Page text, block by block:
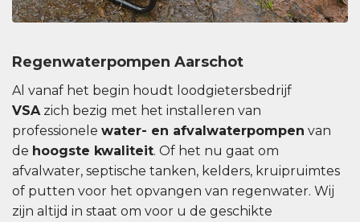
Regenwaterpompen Aarschot
Al vanaf het begin houdt loodgietersbedrijf
VSAzich bezig met het installeren van
professionele water- en afvalwaterpompen van
de hoogste kwaliteit. Of het nu gaat om
afvalwater, septische tanken, kelders, kruipruimtes
of putten voor het opvangen van regenwater. Wij
zijn altijd in staat om voor u de geschikte